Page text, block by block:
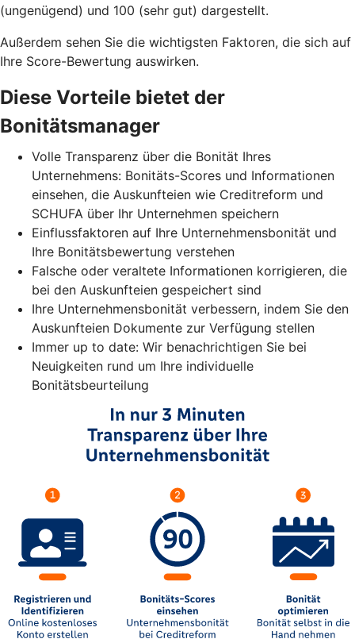
(ungenügend) und 100 (sehr gut) dargestellt.
Außerdem sehen Sie die wichtigsten Faktoren, die sich auf
Ihre Score-Bewertung auswirken.
Diese Vorteile bietet der
Bonitätsmanager
Volle Transparenz über die Bonität Ihres
Unternehmens: Bonitäts-Scores und Informationen
einsehen, die Auskunfteien wie Creditreform und
SCHUFA über Ihr Unternehmen speichern
Einflussfaktoren auf Ihre Unternehmensbonität und
Ihre Bonitätsbewertung verstehen
Falsche oder veraltete Informationen korrigieren, die
bei den Auskunfteien gespeichert sind
Ihre Unternehmensbonität verbessern, indem Sie den
Auskunfteien Dokumente zur Verfügung stellen
Immer up to date: Wir benachrichtigen Sie bei
Neuigkeiten rund um Ihre individuelle
Bonitätsbeurteilung